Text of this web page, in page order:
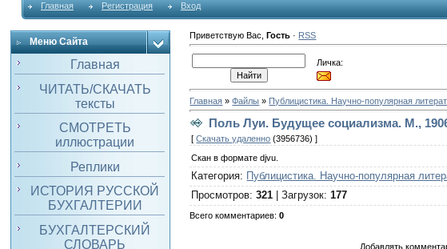
Главная Регистрация Вход
Меню Сайта
Главная
ЧИТАТЬ/СКАЧАТЬ
тексты
СМОТРЕТЬ
иллюстрации
Реплики
ИСТОРИЯ РУССКОЙ
БУХГАЛТЕРИИ
БУХГАЛТЕРСКИЙ
СЛОВАРЬ
Приветствую Вас ,Гость · RSS
Личка:
Главная »Файлы » Публицистика. Научно-популярная
Поль Луи. Будущее социализма. М.,
[Скачать удаленно (3956736) ]
Скан в формате djvu.
Категория: Публицистика. Научно-популярная
Просмотров:321 |Загрузок:177
Всего комментариев:0
Добавлять